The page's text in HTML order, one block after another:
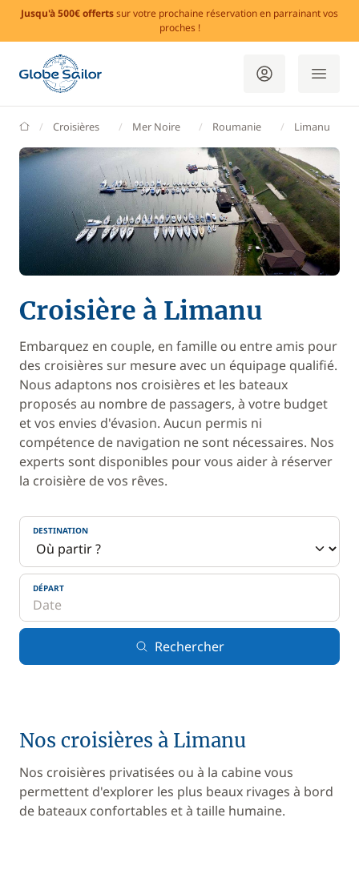
Jusqu'à 500€ offertssur votre prochaine réservation en parrainant vos
proches !
GlobeSailor
Croisières Mer Noire Roumanie Limanu
Croisière à Limanu
Embarquez en couple, en famille ou entre amis pour
des croisières sur mesure avec un équipage qualifié.
Nous adaptons nos croisières et les bateaux
proposés au nombre de passagers, à votre budget
et vos envies d'évasion. Aucun permis ni
compétence de navigation ne sont nécessaires. Nos
experts sont disponibles pour vous aider à réserver
la croisière de vos rêves.
DESTINATION
DÉPART
Rechercher
Nos croisières à Limanu
Nos croisières privatisées ou à la cabine vous
permettent d'explorer les plus beaux rivages à bord
de bateaux confortables et à taille humaine.